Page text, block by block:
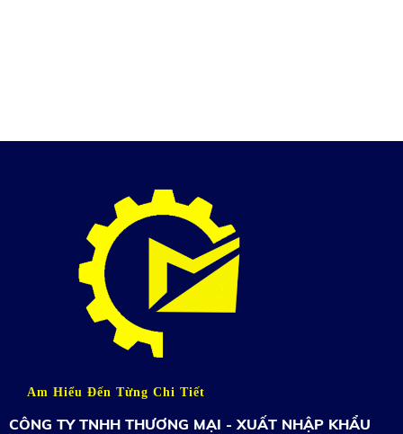
Am Hiểu Đến Từng Chi Tiết
CÔNG TY TNHH THƯƠNG MẠI - XUẤT NHẬP KHẨU